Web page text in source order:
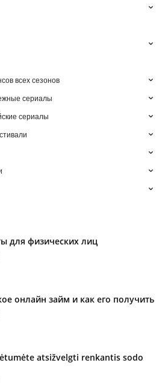
всех сезонов
сериалы
сериалы
для физических лиц
онлайн займ и как его получить
atsižvelgti renkantis sodo